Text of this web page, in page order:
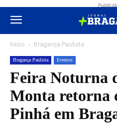
Início Bragança Paulista
Bragança Paulista Eventos
Feira Noturna
Monta retorna
Pinhá em